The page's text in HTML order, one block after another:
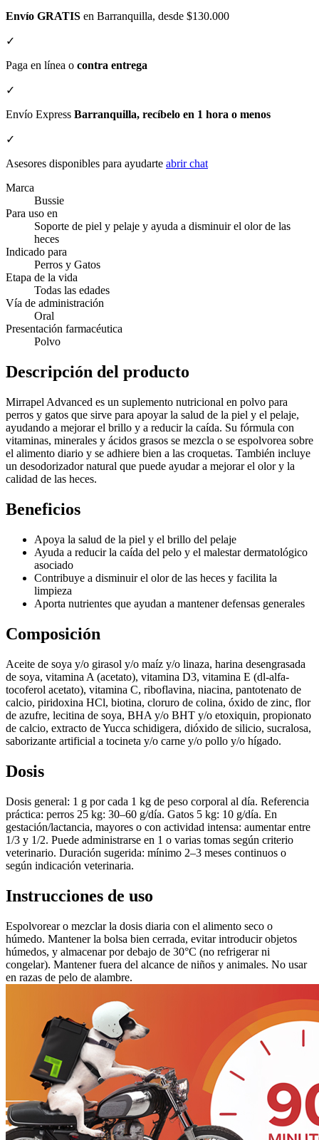
Envío GRATIS en Barranquilla, desde $130.000
✓
Paga en línea o contra entrega
✓
Envío Express Barranquilla, recíbelo en 1 hora o menos
✓
Asesores disponibles para ayudarte abrir chat
Marca
Bussie
Para uso en
Soporte de piel y pelaje y ayuda a disminuir el olor de las
heces
Indicado para
Perros y Gatos
Etapa de la vida
Todas las edades
Vía de administración
Oral
Presentación farmacéutica
Polvo
Descripción del producto
Mirrapel Advanced es un suplemento nutricional en polvo para
perros y gatos que sirve para apoyar la salud de la piel y el pelaje,
ayudando a mejorar el brillo y a reducir la caída. Su fórmula con
vitaminas, minerales y ácidos grasos se mezcla o se espolvorea sobre
el alimento diario y se adhiere bien a las croquetas. También incluye
un desodorizador natural que puede ayudar a mejorar el olor y la
calidad de las heces.
Beneficios
Apoya la salud de la piel y el brillo del pelaje
Ayuda a reducir la caída del pelo y el malestar dermatológico
asociado
Contribuye a disminuir el olor de las heces y facilita la
limpieza
Aporta nutrientes que ayudan a mantener defensas generales
Composición
Aceite de soya y/o girasol y/o maíz y/o linaza, harina desengrasada
de soya, vitamina A (acetato), vitamina D3, vitamina E (dl-alfa-
tocoferol acetato), vitamina C, riboflavina, niacina, pantotenato de
calcio, piridoxina HCl, biotina, cloruro de colina, óxido de zinc, flor
de azufre, lecitina de soya, BHA y/o BHT y/o etoxiquin, propionato
de calcio, extracto de Yucca schidigera, dióxido de silicio, sucralosa,
saborizante artificial a tocineta y/o carne y/o pollo y/o hígado.
Dosis
Dosis general: 1 g por cada 1 kg de peso corporal al día. Referencia
práctica: perros 25 kg: 30–60 g/día. Gatos 5 kg: 10 g/día. En
gestación/lactancia, mayores o con actividad intensa: aumentar entre
1/3 y 1/2. Puede administrarse en 1 o varias tomas según criterio
veterinario. Duración sugerida: mínimo 2–3 meses continuos o
según indicación veterinaria.
Instrucciones de uso
Espolvorear o mezclar la dosis diaria con el alimento seco o
húmedo. Mantener la bolsa bien cerrada, evitar introducir objetos
húmedos, y almacenar por debajo de 30°C (no refrigerar ni
congelar). Mantener fuera del alcance de niños y animales. No usar
en razas de pelo de alambre.